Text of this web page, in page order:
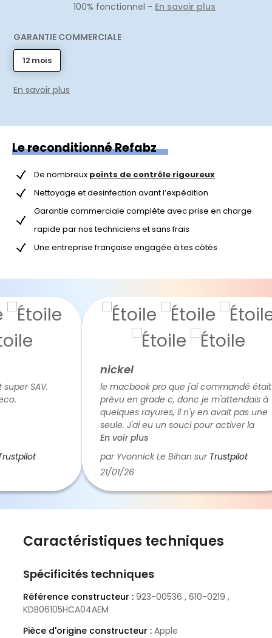
100% fonctionnel - En savoir plus
GARANTIE COMMERCIALE
12 mois
En savoir plus
Le reconditionné Refabz
De nombreux points de contrôle rigoureux
Nettoyage et desinfection avant l’expédition
Garantie commerciale complète avec prise en charge
rapide par nos techniciens et sans frais
Une entreprise française engagée à tes côtés
SAV.
nickel
le macbook pro que j'ai commandé était
prévu en grade c, donc je m'attendais à
quelques rayures, il n'y en avait pas une
seule. J'ai eu un souci pour activer la
langue du clavier, du coup je les ai
appelé et ils ont résolu le problème dans
la foulée. Le calage dans la boite de
transport était parfait. Franchement je
recommande et il n'est pas exclu que je
En voir plus
21/01/26
par Yvonnick Le Bihan surTrustpilot
Caractéristiques techniques
Spécificités techniques
Référence constructeur : 923-00536 , 610-0219 ,
KDB06105HCA04AEM
Pièce d'origine constructeur : Apple